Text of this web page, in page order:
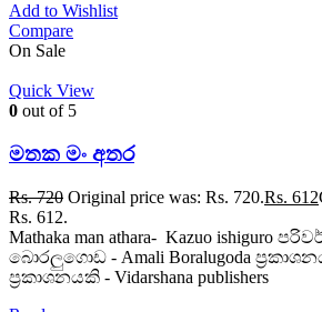
Add to Wishlist
Compare
On Sale
Quick View
0 out of 5
මතක මං අතර
Rs.720 Original price was: Rs. 720.Rs. 612
Rs. 612.
Mathaka man athara- Kazuo ishiguro
බොරලුගොඩ - Amali Boralugoda
ප්‍රකාශනයකි - Vidarshana publishers